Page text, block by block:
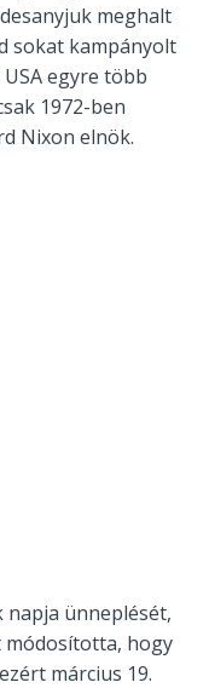
meghalt
sokat kampányolt
egyre több
1972-ben
Nixon elnök.
napja ünneplését,
módosította, hogy
március 19.